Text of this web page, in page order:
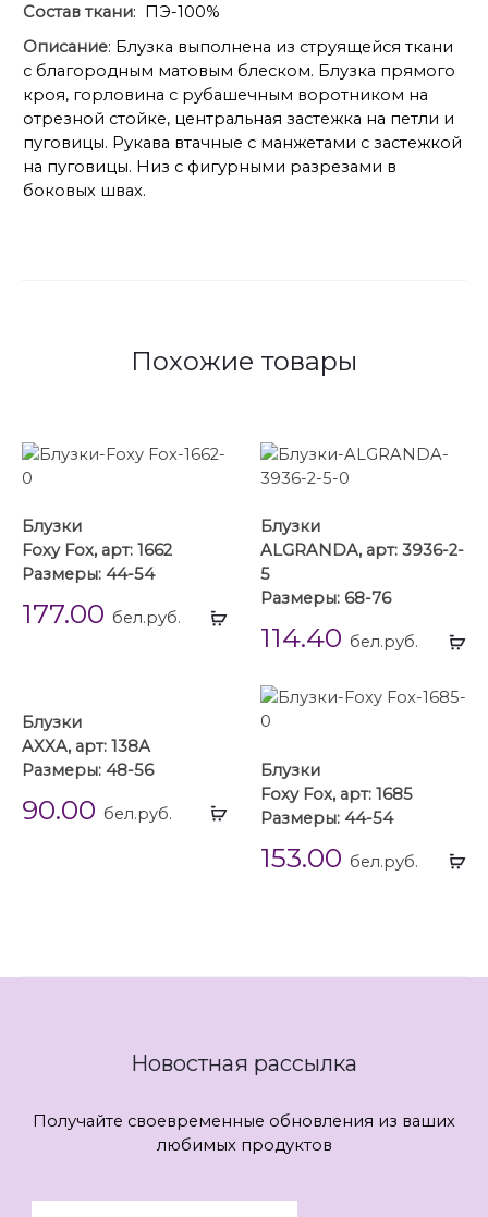
Состав ткани: ПЭ-100%
Описание: Блузка выполнена из струящейся ткани
с благородным матовым блеском. Блузка прямого
кроя, горловина с рубашечным воротником на
отрезной стойке, центральная застежка на петли и
пуговицы. Рукава втачные с манжетами с застежкой
на пуговицы. Низ с фигурными разрезами в
боковых швах.
Похожие товары
Выбрать
Блузки
Foxy Fox, арт: 1662
Размеры: 44-54
177.00 бел.руб.
Блузки
ALGRANDA, арт: 3936-2-
5
Размеры: 68-76
114.40 бел.руб.
Выбрать
Блузки
AXXA, арт: 138А
Размеры: 48-56
90.00 бел.руб.
Блузки
Foxy Fox, арт: 1685
Размеры: 44-54
153.00 бел.руб.
Новостная рассылка
Получайте своевременные обновления из ваших
любимых продуктов